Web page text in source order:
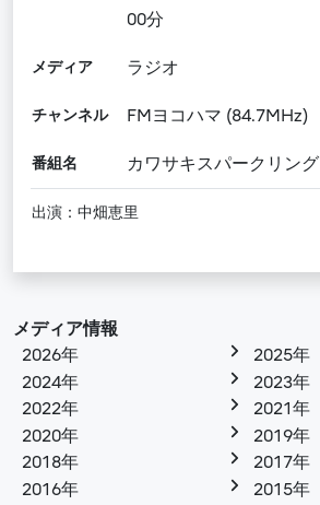
00分
メディア ラジオ
チャンネル FMヨコハマ (84.7MHz)
番組名 カワサキスパークリング
出演：中畑恵里
メディア情報
2026年
2025年
2024年
2023年
2022年
2021年
2020年
2019年
2018年
2017年
2016年
2015年